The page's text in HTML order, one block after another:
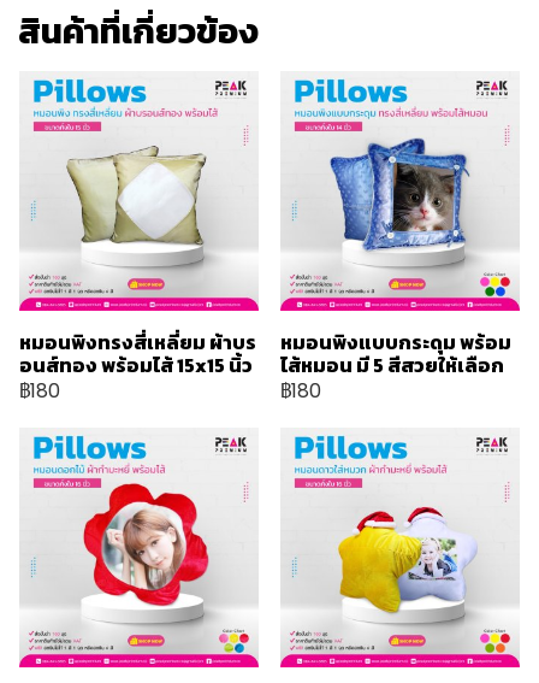
สินค้าที่เกี่ยวข้อง
หมอนพิงทรงสี่เหลี่ยม ผ้าบร
อนส์ทอง พร้อมไส้ 15x15 นิ้ว
฿180
หมอนพิงแบบกระดุม พร้อม
ไส้หมอน มี 5 สีสวยให้เลือก
฿180